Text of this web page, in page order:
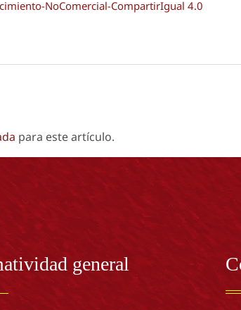
NoComercial-CompartirIgual 4.0
para este artículo.
general